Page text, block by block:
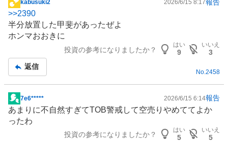
掲
示
板
記
kabusuki2 2026/6/15 8:17報告
>>2390
半分放置した甲斐があったぜよ
ホンマおおきに
投資の参考になりましたか？
はい
9
いいえ
3
返信
No. 2458
掲
示
板
7e6***** 2026/6/15 6:14報告
あまりに不自然すぎてTOB警戒して空売りやめててよか
ったわ
投資の参考になりましたか？
はい
5
いいえ
5